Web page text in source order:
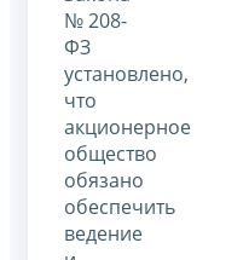
№ 208-
ФЗ
установлено,
что
акционерное
общество
обязано
обеспечить
ведение